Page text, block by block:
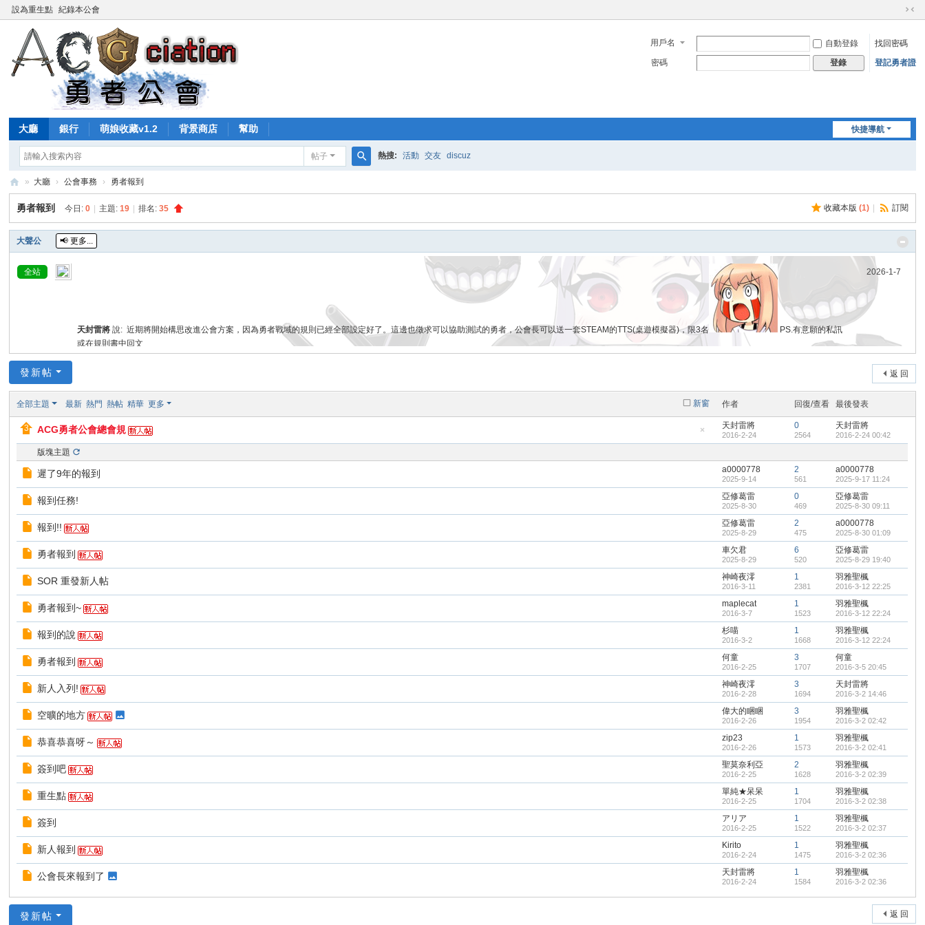
設為重生點 紀錄本公會
切
到
窄
用戶名 自動登錄
找回密碼
密碼
登錄 登記勇者證
快捷導航
大廳 銀行 萌娘收藏v1.2 背景商店 幫助
帖子
索
熱搜: 活動 交友 discuz
A
C
G
者
» 大廳 › 公會事務 › 勇者報到
收藏本版 (1) 訂閱
勇者報到 今日:0 主題:19 排名:35
大聲公 📢 更多...
全站
天封雷將 說: 近期將開始構思改進公會方案，因為勇者戰域的規則已經全部設定好了。這邊也徵求可以協助測試的勇者，公會長可以送一套STEAM的TTS(桌遊模擬器)，限3名
PS.有意願的私訊
或在規則書中回文
2026-1-7
全站 2025-11-20
全站 a0000778說:大家中秋節快樂 2025-10-6
全站
a0000778
2025-8-30
羽雅聖楓
2025-8-29
本版 2025-8-29
2018-7-15
全站 天封雷將 2018-7-14
全站 羽雅聖楓 2016-8-2
全站 2016-4-14
全站 天封雷將說:終於事情差不多了...禮拜五跟六會更新一些東西 2016-3-24
全站 天封雷將說: 2016-3-13
全站 偉大的睏睏 2016-3-11
全站 偉大的睏睏 2016-3-10
全站 天封雷將說:所以說...這句話的含意是? 2016-3-10
2016-3-10
返 回
發新帖
新窗
全部主題 最新 熱門 熱帖 精華 更多 作者 回復/查看 最後發表
藏
頂
ACG勇者公會總會規 天封雷將
2016-2-24
0
2564
天封雷將
2016-2-24 00:42
版塊主題
遲了9年的報到 a0000778
2025-9-14
2
561
a0000778
2025-9-17 11:24
報到任務! 亞修葛雷
2025-8-30
0
469
亞修葛雷
2025-8-30 09:11
報到!! 亞修葛雷
2025-8-29
2
475
a0000778
2025-8-30 01:09
勇者報到 車欠君
2025-8-29
6
520
亞修葛雷
2025-8-29 19:40
SOR 重發新人帖 神崎夜澪
2016-3-11
1
2381
羽雅聖楓
2016-3-12 22:25
勇者報到~ maplecat
2016-3-7
1
1523
羽雅聖楓
2016-3-12 22:24
報到的說 杉喵
2016-3-2
1
1668
羽雅聖楓
2016-3-12 22:24
勇者報到 何童
2016-2-25
3
1707
何童
2016-3-5 20:45
新人入列! 神崎夜澪
2016-2-28
3
1694
天封雷將
2016-3-2 14:46
空曠的地方 偉大的睏睏
2016-2-26
3
1954
羽雅聖楓
2016-3-2 02:42
恭喜恭喜呀～ zip23
2016-2-26
1
1573
羽雅聖楓
2016-3-2 02:41
簽到吧 聖莫奈利亞
2016-2-25
2
1628
羽雅聖楓
2016-3-2 02:39
重生點 單純★呆呆
2016-2-25
1
1704
羽雅聖楓
2016-3-2 02:38
簽到 アリア
2016-2-25
1
1522
羽雅聖楓
2016-3-2 02:37
新人報到 Kirito
2016-2-24
1
1475
羽雅聖楓
2016-3-2 02:36
公會長來報到了 天封雷將
2016-2-24
1
1584
羽雅聖楓
2016-3-2 02:36
返 回
發新帖